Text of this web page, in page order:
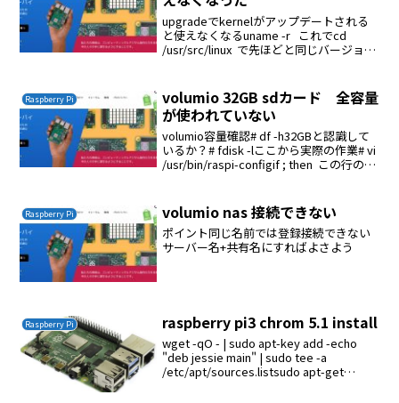
upgradeでkernelがアップデートされる
と使えなくなるuname -r これでcd
/usr/src/linux で先ほどと同じバージョン
Raspberry Pi
volumio 32GB sdカード 全容量
が使われていない
volumio容量確認# df -h32GBと認識して
いるか？# fdisk -lここから実際の作業# vi
/usr/bin/raspi-configif ; then この行の
Raspberry Pi volumio nas 接続できない
ポイント同じ名前では登録接続できない
サーバー名+共有名にすればよさよう
Raspberry Pi raspberry pi3 chrom 5.1 install
wget -qO - | sudo apt-key add -echo
"deb jessie main" | sudo tee -a
/etc/apt/sources.listsudo apt-get